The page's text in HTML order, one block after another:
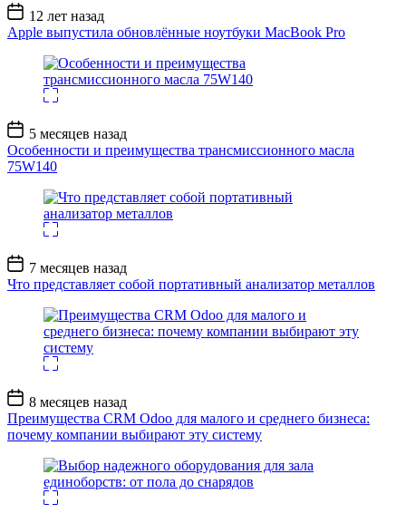
Дата
записи
12 лет назад
Apple выпустила обновлённые ноутбуки MacBook Pro
Дата
записи
5 месяцев назад
Особенности и преимущества трансмиссионного масла
75W140
Дата
записи
7 месяцев назад
Что представляет собой портативный анализатор металлов
Дата
записи
8 месяцев назад
Преимущества CRM Odoo для малого и среднего бизнеса:
почему компании выбирают эту систему